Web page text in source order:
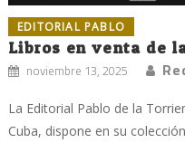
EDITORIAL PABLO
Libros en venta de
noviembre 13, 2025
La Editorial Pablo de la
Cuba, dispone en su